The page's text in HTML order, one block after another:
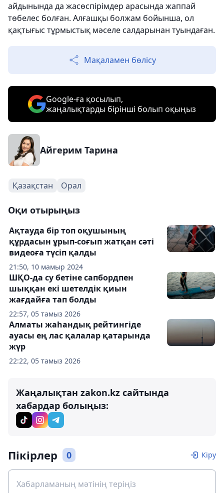
айдынында да жасөспірімдер арасында жаппай
төбелес болған. Алғашқы болжам бойынша, ол
қақтығыс тұрмыстық мәселе салдарынан туындаған.
Мақаламен бөлісу
Google-ға қосылып,
жаңалықтарды бірінші болып оқыңыз
Айгерим Тарина
Қазақстан Орал
Оқи отырыңыз
21:50, 10 мамыр 2024
Ақтауда бір топ оқушының
құрдасын ұрып-соғып жатқан сәті
видеоға түсіп қалды
22:57, 05 тамыз 2026
ШҚО-да су бетіне сапбордпен
шыққан екі шетелдік қиын
жағдайға тап болды
22:22, 05 тамыз 2026
Алматы жаһандық рейтингіде
ауасы ең лас қалалар қатарында
жүр
Жаңалықтан zakon.kz сайтында
хабардар болыңыз:
Пікірлер 0 Кіру